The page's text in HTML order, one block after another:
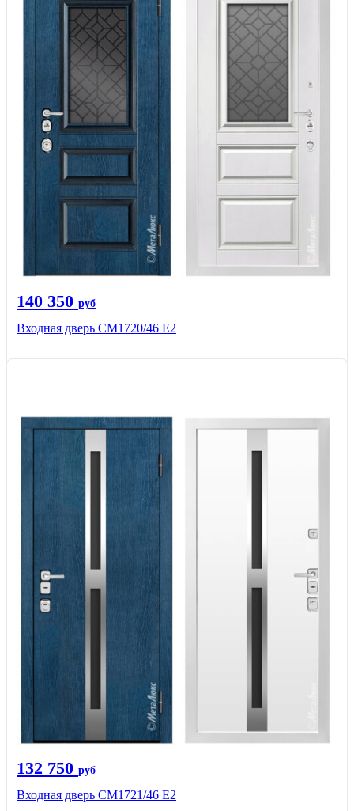
140 350 руб
Входная дверь CМ1720/46 Е2
132 750 руб
Входная дверь СМ1721/46 Е2